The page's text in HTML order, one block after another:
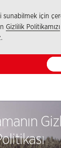
sunabilmek için
Gizlilik Politikamızı